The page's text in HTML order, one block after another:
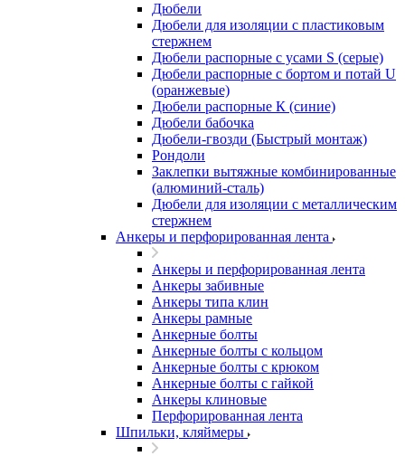
Дюбели
Дюбели для изоляции с пластиковым
стержнем
Дюбели распорные с усами S (серые)
Дюбели распорные c бортом и потай U
(оранжевые)
Дюбели распорные К (синие)
Дюбели бабочка
Дюбели-гвозди (Быстрый монтаж)
Рондоли
Заклепки вытяжные комбинированные
(алюминий-сталь)
Дюбели для изоляции с металлическим
стержнем
Анкеры и перфорированная лента
Анкеры и перфорированная лента
Анкеры забивные
Анкеры типа клин
Анкеры рамные
Анкерные болты
Анкерные болты с кольцом
Анкерные болты с крюком
Анкерные болты с гайкой
Анкеры клиновые
Перфорированная лента
Шпильки, кляймеры